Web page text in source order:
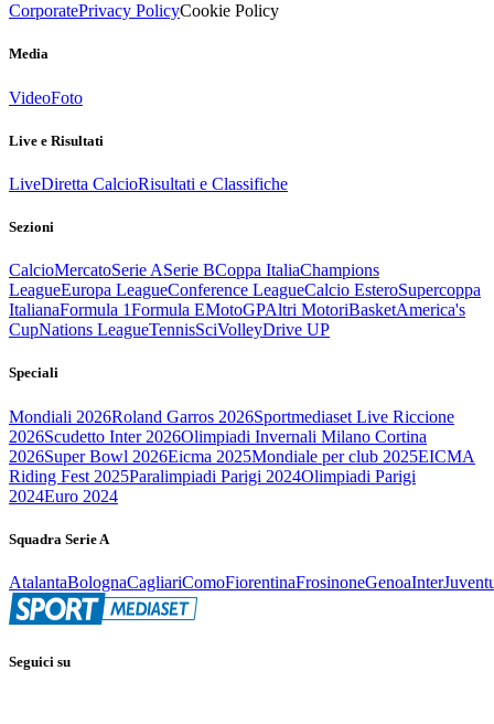
CorporatePrivacy PolicyCookie Policy
Media
VideoFoto
Live e Risultati
LiveDiretta CalcioRisultati e Classifiche
Sezioni
CalcioMercatoSerie ASerie BCoppa ItaliaChampions
LeagueEuropa LeagueConference LeagueCalcio EsteroSupercoppa
ItalianaFormula 1Formula EMotoGPAltri MotoriBasketAmerica's
CupNations LeagueTennisSciVolleyDrive UP
Speciali
Mondiali 2026Roland Garros 2026Sportmediaset Live Riccione
2026Scudetto Inter 2026Olimpiadi Invernali Milano Cortina
2026Super Bowl 2026Eicma 2025Mondiale per club 2025EICMA
Riding Fest 2025Paralimpiadi Parigi 2024Olimpiadi Parigi
2024Euro 2024
Squadra Serie A
AtalantaBolognaCagliariComoFiorentinaFrosinoneGenoaInter
Seguici su